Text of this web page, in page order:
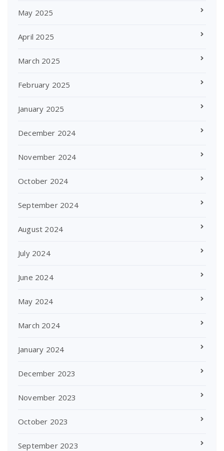
May 2025
April 2025
March 2025
February 2025
January 2025
December 2024
November 2024
October 2024
September 2024
August 2024
July 2024
June 2024
May 2024
March 2024
January 2024
December 2023
November 2023
October 2023
September 2023